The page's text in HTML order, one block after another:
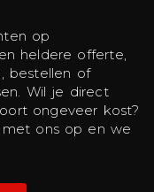
op
heldere offerte,
bestellen of
Wil je direct
ongeveer kost?
ons op en we